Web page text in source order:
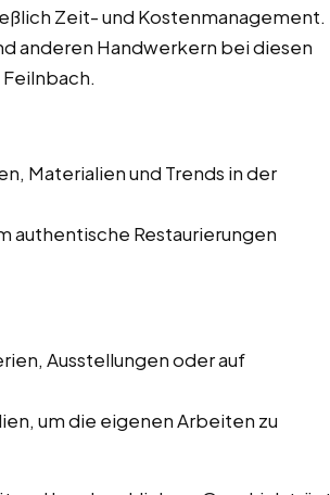
Zeit- und Kostenmanagement.
anderen Handwerkern bei diesen
Materialien und Trends in der
authentische Restaurierungen
Ausstellungen oder auf
um die eigenen Arbeiten zu